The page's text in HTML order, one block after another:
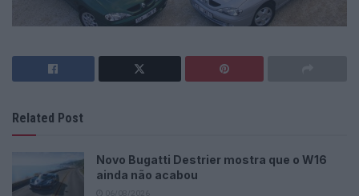
Related Post
Novo Bugatti Destrier mostra que o W16
ainda não acabou